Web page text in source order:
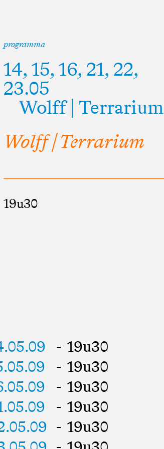
programma
14, 15, 16, 21, 22,
23.05
Wolff | Terrarium
Wolff | Terrarium
19u30
- 19u30
- 19u30
- 19u30
- 19u30
- 19u30